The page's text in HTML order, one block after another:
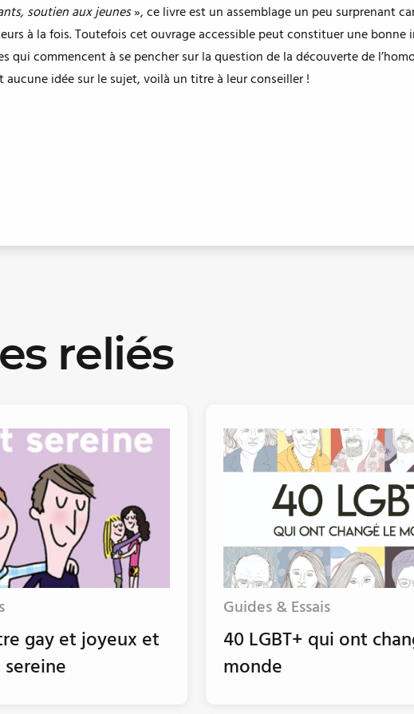
soutien aux jeunes», ce livre est un assemblage un peu surprenant car
à la fois. Toutefois cet ouvrage accessible peut constituer une
qui commencent à se pencher sur la question de la découverte de
aucune idée sur le sujet, voilà un titre à leur conseiller !
reliés
gay et joyeux et
Guides & Essais
40 LGBT+ qui ont
monde